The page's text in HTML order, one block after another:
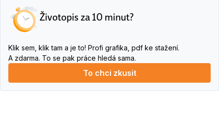
Životopis za 10 minut?
Klik sem, klik tam a je to! Profi grafika, pdf ke stažení.
A zdarma. To se pak práce hledá sama.
To chci zkusit